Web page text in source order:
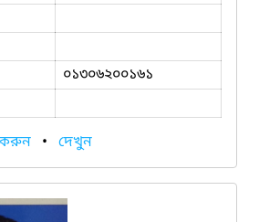
০১৩০৬২০০১৬১
করুন • দেখুন